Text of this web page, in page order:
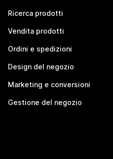
Ricerca prodotti
Vendita prodotti
Ordini e spedizioni
Design del negozio
Marketing e conversioni
Gestione del negozio